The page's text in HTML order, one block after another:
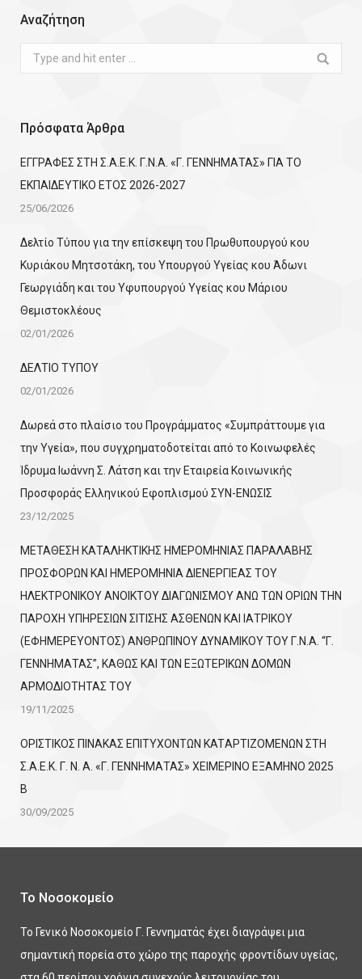
Αναζήτηση
Search:
Πρόσφατα Άρθρα
ΕΓΓΡΑΦΕΣ ΣΤΗ Σ.Α.Ε.Κ. Γ.Ν.Α. «Γ. ΓΕΝΝΗΜΑΤΑΣ» ΓΙΑ ΤΟ
ΕΚΠΑΙΔΕΥΤΙΚΟ ΕΤΟΣ 2026-2027
25/06/2026
Δελτίο Τύπου για την επίσκεψη του Πρωθυπουργού κου
Κυριάκου Μητσοτάκη, του Υπουργού Υγείας κου Άδωνι
Γεωργιάδη και του Υφυπουργού Υγείας κου Μάριου
Θεμιστοκλέους
02/01/2026
ΔΕΛΤΙΟ ΤΥΠΟΥ
02/01/2026
Δωρεά στο πλαίσιο του Προγράμματος «Συμπράττουμε για
την Υγεία», που συγχρηματοδοτείται από το Κοινωφελές
Ίδρυμα Ιωάννη Σ. Λάτση και την Εταιρεία Κοινωνικής
Προσφοράς Ελληνικού Εφοπλισμού ΣΥΝ-ΕΝΩΣΙΣ
23/12/2025
ΜΕΤΑΘΕΣΗ ΚΑΤΑΛΗΚΤΙΚΗΣ ΗΜΕΡΟΜΗΝΙΑΣ ΠΑΡΑΛΑΒΗΣ
ΠΡΟΣΦΟΡΩΝ ΚΑΙ ΗΜΕΡΟΜΗΝΙΑ ΔΙΕΝΕΡΓΙΕΑΣ ΤΟΥ
ΗΛΕΚΤΡΟΝΙΚΟΥ ΑΝΟΙΚΤΟΥ ΔΙΑΓΩΝΙΣΜΟΥ ΑΝΩ ΤΩΝ ΟΡΙΩΝ ΤΗΝ
ΠΑΡΟΧΗ ΥΠΗΡΕΣΙΩΝ ΣΙΤΙΣΗΣ ΑΣΘΕΝΩΝ ΚΑΙ ΙΑΤΡΙΚΟΥ
(ΕΦΗΜΕΡΕΥΟΝΤΟΣ) ΑΝΘΡΩΠΙΝΟΥ ΔΥΝΑΜΙΚΟΥ ΤΟΥ Γ.Ν.Α. “Γ.
ΓΕΝΝΗΜΑΤΑΣ”, ΚΑΘΩΣ ΚΑΙ ΤΩΝ ΕΞΩΤΕΡΙΚΩΝ ΔΟΜΩΝ
ΑΡΜΟΔΙΟΤΗΤΑΣ ΤΟΥ
19/11/2025
ΟΡΙΣΤΙΚΟΣ ΠΙΝΑΚΑΣ ΕΠΙΤΥΧΟΝΤΩΝ KATΑΡΤΙΖΟΜΕΝΩΝ ΣΤΗ
Σ.Α.Ε.Κ. Γ. Ν. Α. «Γ. ΓΕΝΝΗΜΑΤΑΣ» ΧΕΙΜΕΡΙΝΟ ΕΞΑΜΗΝΟ 2025
Β
30/09/2025
Το Νοσοκομείο
Το Γενικό Νοσοκομείο Γ. Γεννηματάς έχει διαγράψει μια
σημαντική πορεία στο χώρο της παροχής φροντίδων υγείας,